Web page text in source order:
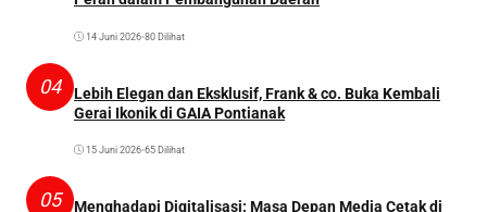
14 Juni 2026•80 Dilihat
04
Lebih Elegan dan Eksklusif, Frank & co. Buka Kembali
Gerai Ikonik di GAIA Pontianak
15 Juni 2026•65 Dilihat
05
Menghadapi Digitalisasi: Masa Depan Media Cetak di